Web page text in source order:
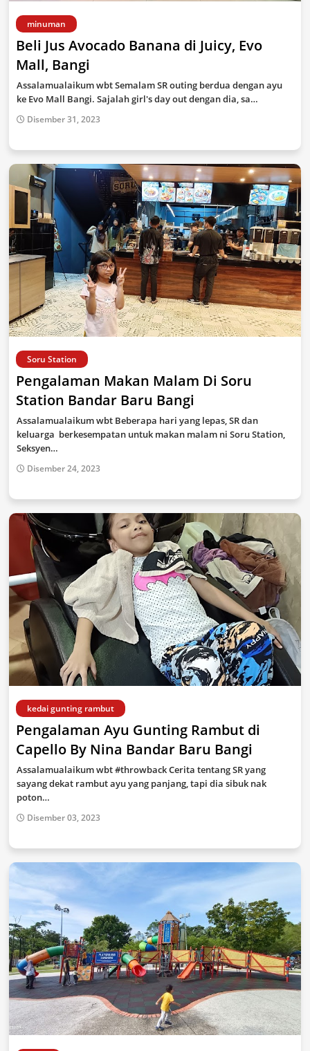
minuman
Beli Jus Avocado Banana di Juicy, Evo
Mall, Bangi
Assalamualaikum wbt Semalam SR outing berdua dengan ayu
ke Evo Mall Bangi. Sajalah girl's day out dengan dia, sa…
Disember 31, 2023
Soru Station
Pengalaman Makan Malam Di Soru
Station Bandar Baru Bangi
Assalamualaikum wbt Beberapa hari yang lepas, SR dan
keluarga berkesempatan untuk makan malam ni Soru Station,
Seksyen…
Disember 24, 2023
kedai gunting rambut
Pengalaman Ayu Gunting Rambut di
Capello By Nina Bandar Baru Bangi
Assalamualaikum wbt #throwback Cerita tentang SR yang
sayang dekat rambut ayu yang panjang, tapi dia sibuk nak
poton…
Disember 03, 2023